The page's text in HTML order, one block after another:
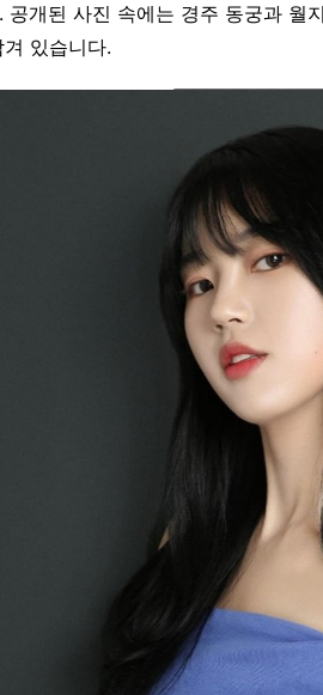
공개된 사진 속에는 경주 동궁과 월
있습니다.